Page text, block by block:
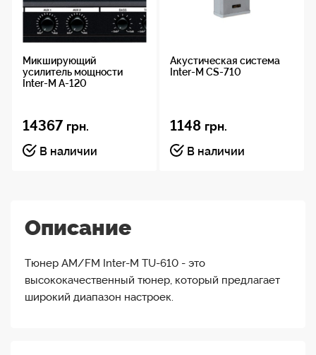
Микширующий
усилитель мощности
Inter-M A-120
14367 грн.
В наличии
Акустическая система
Inter-M CS-710
1148 грн.
В наличии
Описание
Тюнер AM/FM Inter-M TU-610 - это
высококачественный тюнер, который предлагает
широкий диапазон настроек.